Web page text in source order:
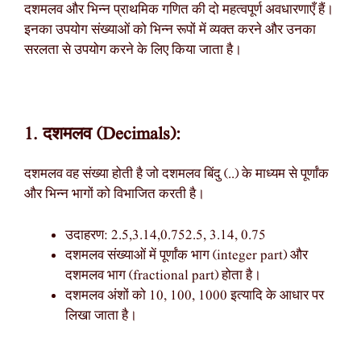
दशमलव और भिन्न प्राथमिक गणित की दो महत्वपूर्ण अवधारणाएँ हैं।
इनका उपयोग संख्याओं को भिन्न रूपों में व्यक्त करने और उनका
सरलता से उपयोग करने के लिए किया जाता है।
1. दशमलव (Decimals):
दशमलव वह संख्या होती है जो दशमलव बिंदु (..) के माध्यम से पूर्णांक
और भिन्न भागों को विभाजित करती है।
उदाहरण: 2.5,3.14,0.752.5, 3.14, 0.75
दशमलव संख्याओं में पूर्णांक भाग (integer part) और
दशमलव भाग (fractional part) होता है।
दशमलव अंशों को 10, 100, 1000 इत्यादि के आधार पर
लिखा जाता है।